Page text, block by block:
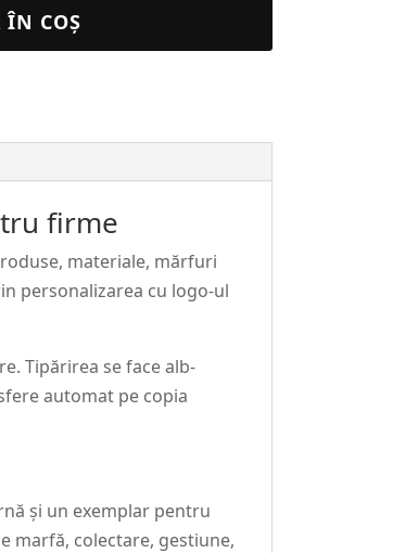
ÎN COȘ
firme
materiale, mărfuri
personalizarea cu logo-ul
Tipărirea se face alb-
automat pe copia
și un exemplar pentru
marfă, colectare, gestiune,